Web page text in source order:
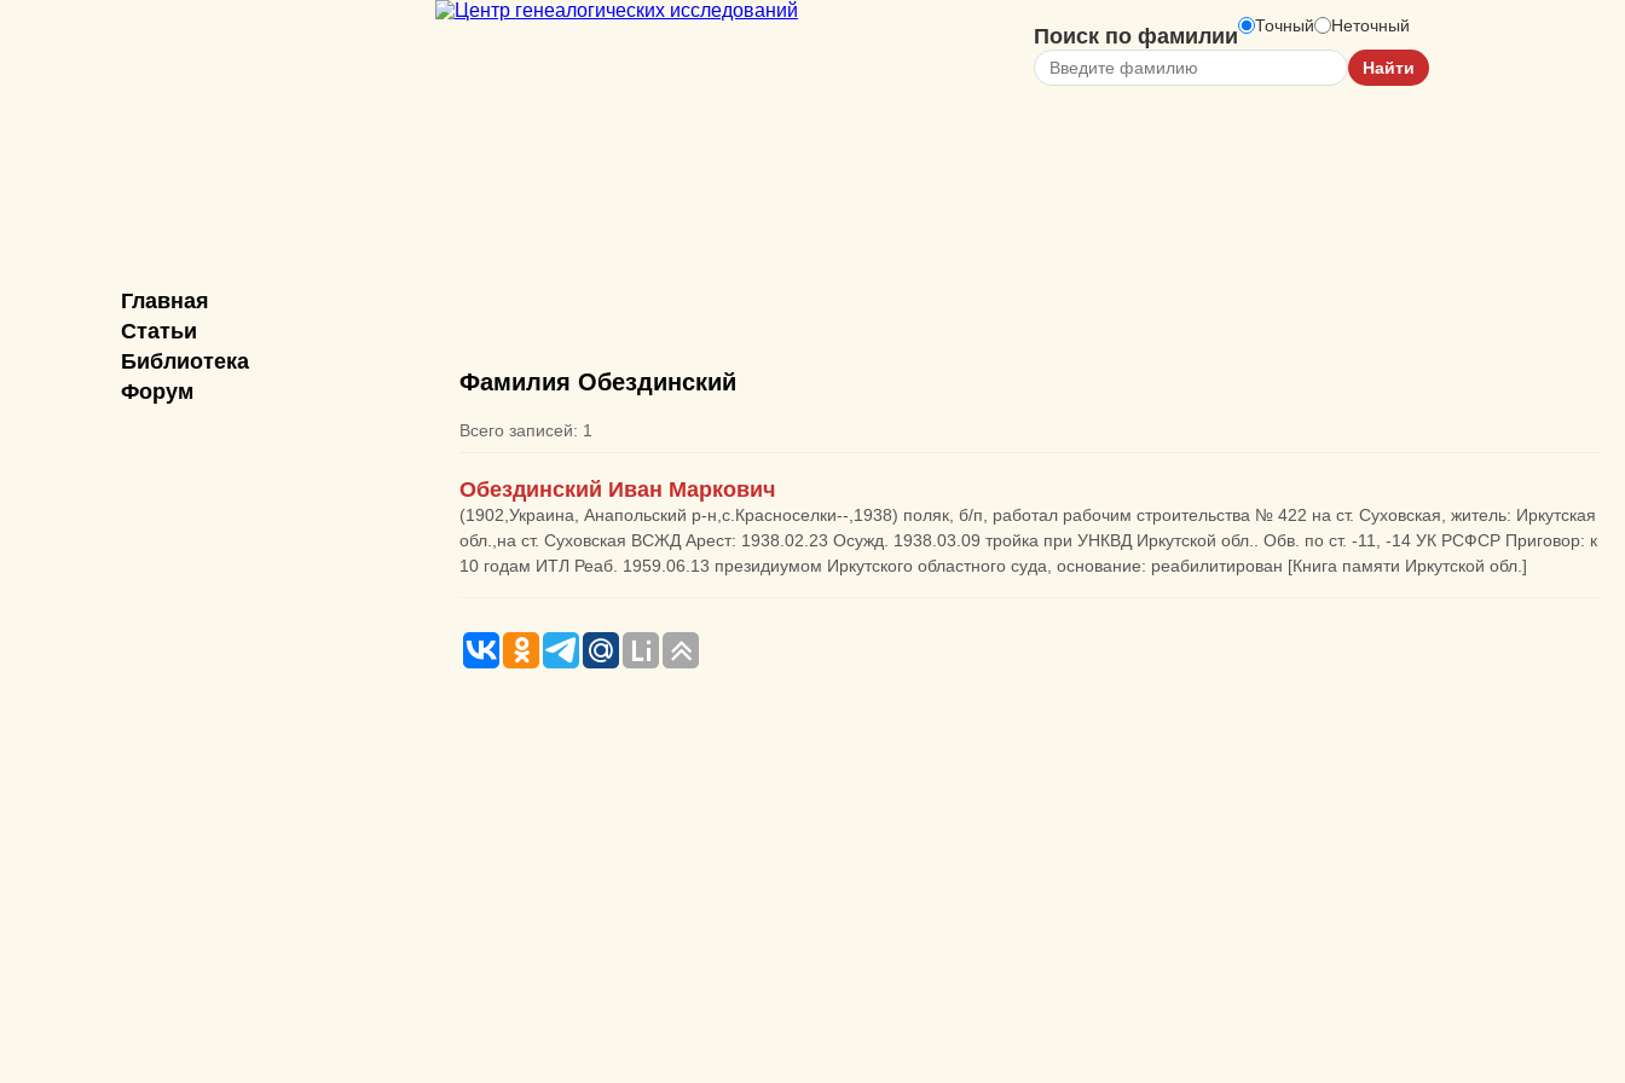
Главная
Статьи
Библиотека
Форум
Поиск по фамилии Точный Неточный
Фамилия Обездинский
Всего записей: 1
Обездинский Иван Маркович
(1902,Украина, Анапольский р-н,с.Красноселки--,1938) поляк, б/п, работал рабочим строительства № 422 на ст. Суховская, житель: Иркутская
обл.,на ст. Суховская ВСЖД Арест: 1938.02.23 Осужд. 1938.03.09 тройка при УНКВД Иркутской обл.. Обв. по ст. -11, -14 УК РСФСР Приговор: к
10 годам ИТЛ Реаб. 1959.06.13 президиумом Иркутского областного суда, основание: реабилитирован [Книга памяти Иркутской обл.]